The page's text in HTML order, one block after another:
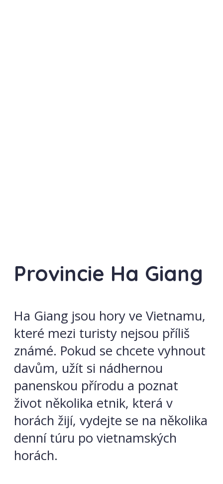
Provincie Ha Giang
Ha Giang jsou hory ve Vietnamu,
které mezi turisty nejsou příliš
známé. Pokud se chcete vyhnout
davům, užít si nádhernou
panenskou přírodu a poznat
život několika etnik, která v
horách žijí, vydejte se na několika
denní túru po vietnamských
horách.